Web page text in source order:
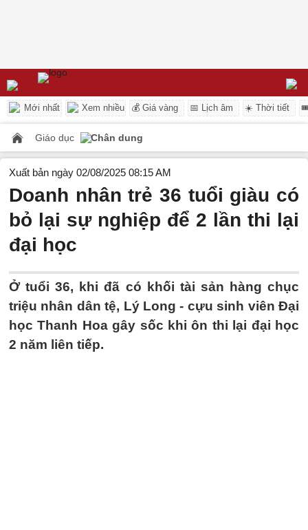
Mới nhất Xem nhiều 💰 Giá vàng 📅 Lịch âm ☀️ Thời tiết
Giáo dục Chân dung
Xuất bản ngày 02/08/2025 08:15 AM
Doanh nhân trẻ 36 tuổi giàu có
bỏ lại sự nghiệp để 2 lần thi lại
đại học
Ở tuổi 36, khi đã có khối tài sản hàng chục
triệu nhân dân tệ, Lý Long - cựu sinh viên Đại
học Thanh Hoa gây sốc khi ôn thi lại đại học
2 năm liên tiếp.